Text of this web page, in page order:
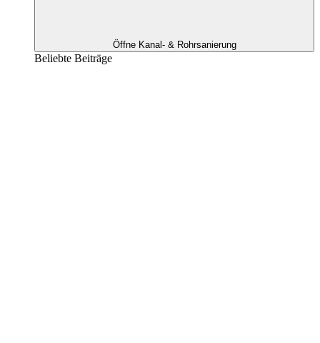
Öffne Kanal- & Rohrsanierung
Beliebte Beiträge